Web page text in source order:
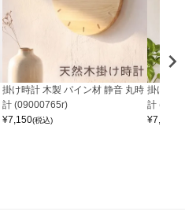
掛け時計 木製 パイン材 静音 丸時
計 (09000765r)
¥7,150(税込)
掛け時
計
¥7,150